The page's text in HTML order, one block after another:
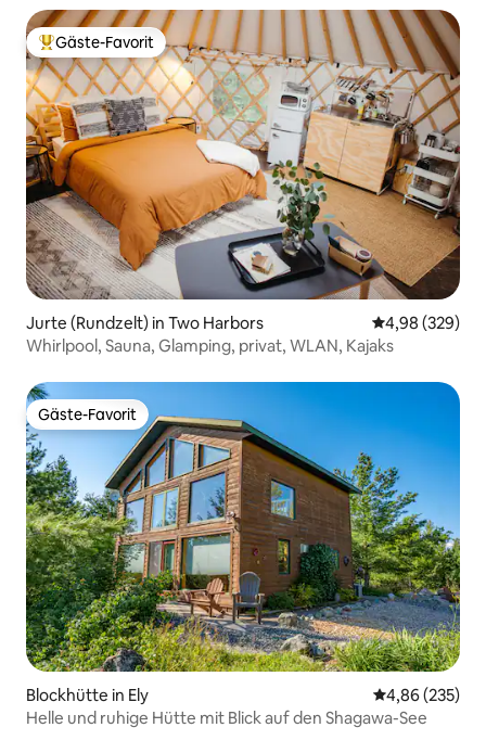
Beliebter Gäste-Favorit.
Gäste-Favorit
Jurte (Rundzelt) in Two Harbors
4,98 (329)
Whirlpool, Sauna, Glamping, privat, WLAN, Kajaks
Gäste-Favorit
Gäste-Favorit
Blockhütte in Ely
4,86 (235)
Helle und ruhige Hütte mit Blick auf den Shagawa-See